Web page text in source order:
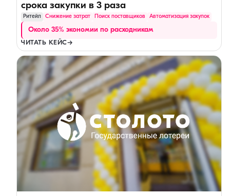
срока закупки в 3 раза
Ритейл Снижение затрат Поиск поставщиков Автоматизация закупок
Около 35% экономии по расходникам
ЧИТАТЬ КЕЙС→